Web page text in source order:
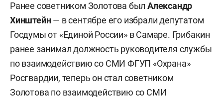
Ранее советником Золотова был Александр
Хинштейн— в сентябре его избрали депутатом
Госдумы от «Единой России» в Самаре. Грибакин
ранее занимал должность руководителя службы
по взаимодействию со СМИ ФГУП «Охрана»
Росгвардии, теперь он стал советником
Золотова по взаимодействию со СМИ